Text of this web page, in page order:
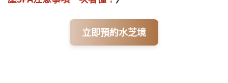
立即預約水芝境